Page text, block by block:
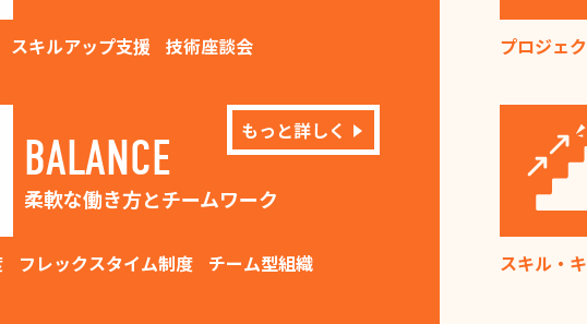
スキルアップ支援 技術座談会
BALANCE
柔軟な働き方とチームワーク
フレックスタイム制度 チーム型組織
もっと詳しく
プロジェ
スキル・